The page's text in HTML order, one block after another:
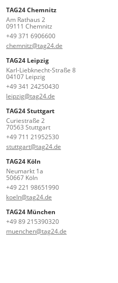
TAG24 Chemnitz
Am Rathaus 2
09111 Chemnitz
+49 371 6906600
chemnitz@tag24.de
TAG24 Leipzig
Karl-Liebknecht-Straße 8
04107 Leipzig
+49 341 24250430
leipzig@tag24.de
TAG24 Stuttgart
Curiestraße 2
70563 Stuttgart
+49 711 21952530
stuttgart@tag24.de
TAG24 Köln
Neumarkt 1a
50667 Köln
+49 221 98651990
koeln@tag24.de
TAG24 München
+49 89 215390320
muenchen@tag24.de